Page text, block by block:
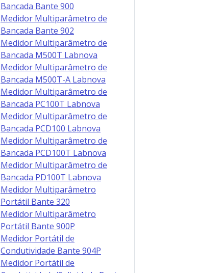
Bancada Bante 900
Medidor Multiparâmetro de
Bancada Bante 902
Medidor Multiparâmetro de
Bancada M500T Labnova
Medidor Multiparâmetro de
Bancada M500T-A Labnova
Medidor Multiparâmetro de
Bancada PC100T Labnova
Medidor Multiparâmetro de
Bancada PCD100 Labnova
Medidor Multiparâmetro de
Bancada PCD100T Labnova
Medidor Multiparâmetro de
Bancada PD100T Labnova
Medidor Multiparâmetro
Portátil Bante 320
Medidor Multiparâmetro
Portátil Bante 900P
Medidor Portátil de
Condutividade Bante 904P
Medidor Portátil de